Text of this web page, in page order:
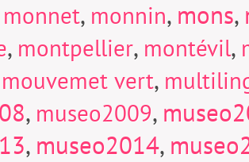
monnet, monnin, mons,
, montpellier, montévil,
mouvemet vert,
, museo2009,
, museo2014,